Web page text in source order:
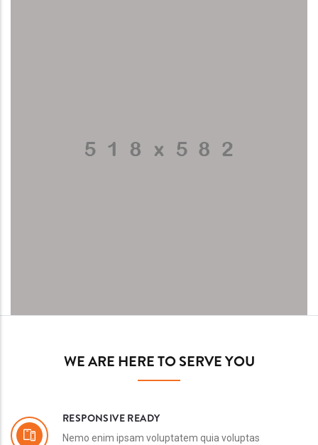
WE ARE HERE TO SERVE YOU
RESPONSIVE READY
Nemo enim ipsam voluptatem quia voluptas